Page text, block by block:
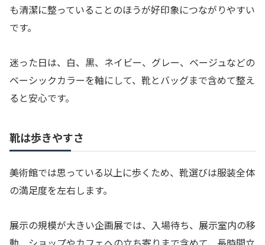
も清潔に整っていることのほうが好印象につながりやすい
です。
迷った日は、白、黒、ネイビー、グレー、ベージュなどの
ベーシックカラーを軸にして、靴とバッグまで含めて整え
ると安心です。
靴は歩きやすさ
美術館では思っている以上に歩くため、靴選びは服装全体
の満足度を左右します。
展示の規模が大きい企画展では、入場待ち、展示室内の移